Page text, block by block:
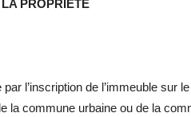
PROPRIETE
l’inscription de l’immeuble sur
la commune urbaine ou de la